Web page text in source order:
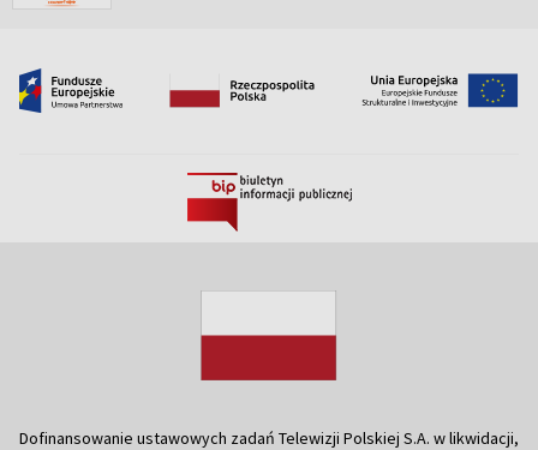
Dofinansowanie ustawowych zadań Telewizji Polskiej S.A. w likwidacji,